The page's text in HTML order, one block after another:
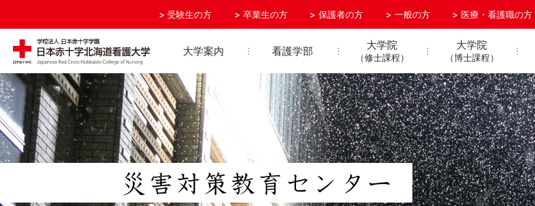
受験生の方 卒業生の方 保護者の方 一般の方 医療・看護職の方
大学案内 看護学部 大学院
（修士課程）
大学院
（博士課程）